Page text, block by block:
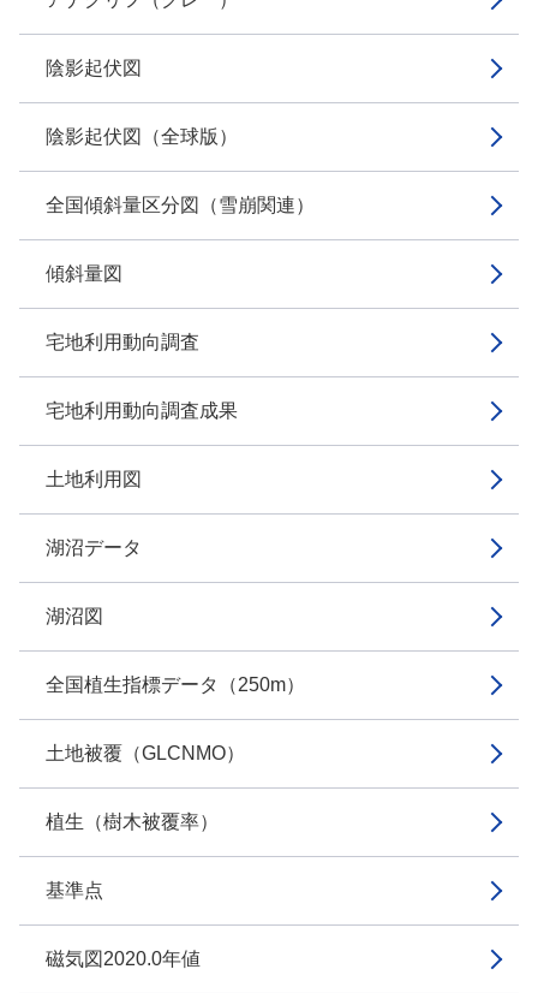
陰影起伏図
陰影起伏図（全球版）
全国傾斜量区分図（雪崩関連）
傾斜量図
宅地利用動向調査
宅地利用動向調査成果
土地利用図
湖沼データ
湖沼図
全国植生指標データ（250m）
土地被覆（GLCNMO）
植生（樹木被覆率）
基準点
磁気図2020.0年値